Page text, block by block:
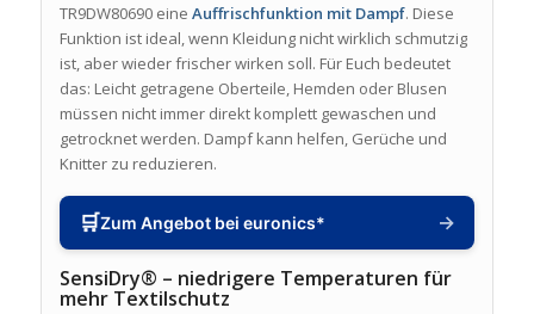
TR9DW80690 eine Auffrischfunktion mit Dampf. Diese
Funktion ist ideal, wenn Kleidung nicht wirklich schmutzig
ist, aber wieder frischer wirken soll. Für Euch bedeutet
das: Leicht getragene Oberteile, Hemden oder Blusen
müssen nicht immer direkt komplett gewaschen und
getrocknet werden. Dampf kann helfen, Gerüche und
Knitter zu reduzieren.
🛒Zum Angebot bei euronics* →
SensiDry® – niedrigere Temperaturen für
mehr Textilschutz